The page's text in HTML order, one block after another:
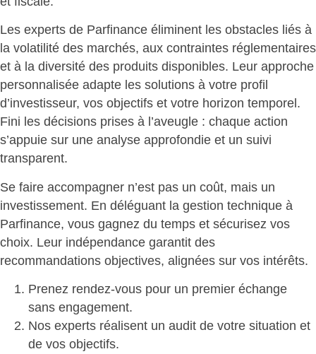
Les experts de Parfinance éliminent les obstacles liés à
la volatilité des marchés, aux contraintes réglementaires
et à la diversité des produits disponibles. Leur approche
personnalisée adapte les solutions à votre profil
d’investisseur, vos objectifs et votre horizon temporel.
Fini les décisions prises à l’aveugle : chaque action
s’appuie sur une analyse approfondie et un suivi
transparent.
Se faire accompagner n’est pas un coût, mais un
investissement. En déléguant la gestion technique à
Parfinance, vous gagnez du temps et sécurisez vos
choix. Leur indépendance garantit des
recommandations objectives, alignées sur vos intérêts.
Prenez rendez-vous pour un premier échange
sans engagement.
Nos experts réalisent un audit de votre situation et
de vos objectifs.